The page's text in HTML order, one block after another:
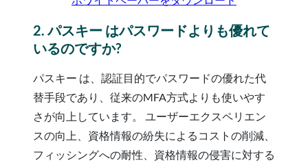
2. パスキー はパスワードよりも優れて
いるのですか?
パスキー は、認証目的でパスワードの優れた代
替手段であり、従来のMFA方式よりも使いやす
さが向上しています。 ユーザーエクスペリエン
スの向上、資格情報の紛失によるコストの削減、
フィッシングへの耐性、資格情報の侵害に対する